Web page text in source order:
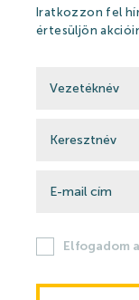
Iratkozzon fel
értesüljön
Elfogadom a